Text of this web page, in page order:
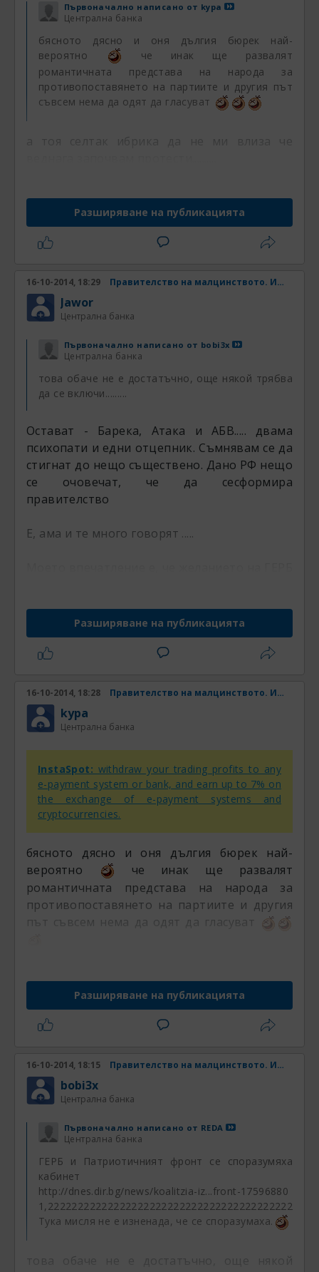
Първоначално написано от kypa
Централна банка
бясното дясно и оня дългия бюрек най-
вероятно
че инак ще развалят
романтичната представа на народа за
противопоставянето на партиите и другия път
съвсем нема да одят да гласуват
а тоя селтак ибрика да не ми влиза че
Разширяване на публикацията
16-10-2014, 18:29 Правителство на малцинството. Има ли шанс? Част 4
Jawor
Централна банка
Първоначално написано от bobi3x
Централна банка
това обаче не е достатъчно, още някой трябва
да се включи.........
Остават - Барека, Атака и АБВ..... двама
психопати и едни отцепник. Съмнявам се да
стигнат до нещо съществено. Дано РФ нещо
се очовечат, че да сесформира
правителство
Е, ама и те много говорят .....
прекъсването на преговорите, заяви Кънев
пред БНР.
Бареков е това, което ги е накарало да
прекъснат преговорите. Ние казваме -
всички партии, които са били опозиция на
пред БНР
Разширяване на публикацията
16-10-2014, 18:28 Правителство на малцинството. Има ли шанс? Част 4
kypa
Централна банка
InstaSpot: withdraw your trading profits to any
e-payment system or bank, and earn up to 7% on
the exchange of e-payment systems and
cryptocurrencies.
бясното дясно и оня дългия бюрек най-
вероятно
че инак ще развалят
романтичната представа на народа за
противопоставянето на партиите и другия
път съвсем нема да одят да гласуват
Разширяване на публикацията
16-10-2014, 18:15 Правителство на малцинството. Има ли шанс? Част 4
bobi3x
Централна банка
Първоначално написано от REDA
Централна банка
ГЕРБ и Патриотичният фронт се споразумяха за
кабинет
http://dnes.dir.bg/news/koalitzia-iz...front-17596880
1,22222222222222222222222222222222222222222222
Тука мисля не е изненада, че се споразумаха.
това обаче не е достатъчно, още някой